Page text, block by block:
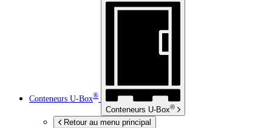
Conteneurs U-Box®
Conteneurs U-Box®
Retour au menu principal